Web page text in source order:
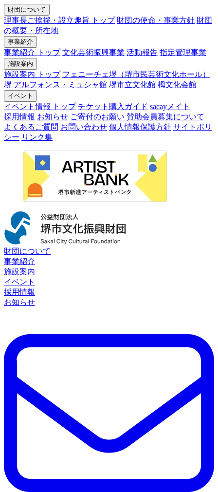
財団について
理事長ご挨拶・設立趣旨 トップ 財団の使命・事業方針 財団
の概要・所在地
事業紹介
事業紹介 トップ 文化芸術振興事業 活動報告 指定管理事業
施設案内
施設案内 トップ フェニーチェ堺（堺市民芸術文化ホール）
堺 アルフォンス・ミュシャ館 堺市立文化館 栂文化会館
イベント
イベント情報 トップ チケット購入ガイド sacayメイト
採用情報 お知らせ ご寄付のお願い 賛助会員募集について
よくあるご質問 お問い合わせ 個人情報保護方針 サイトポリ
シー リンク集
財団について
事業紹介
施設案内
イベント
採用情報
お知らせ